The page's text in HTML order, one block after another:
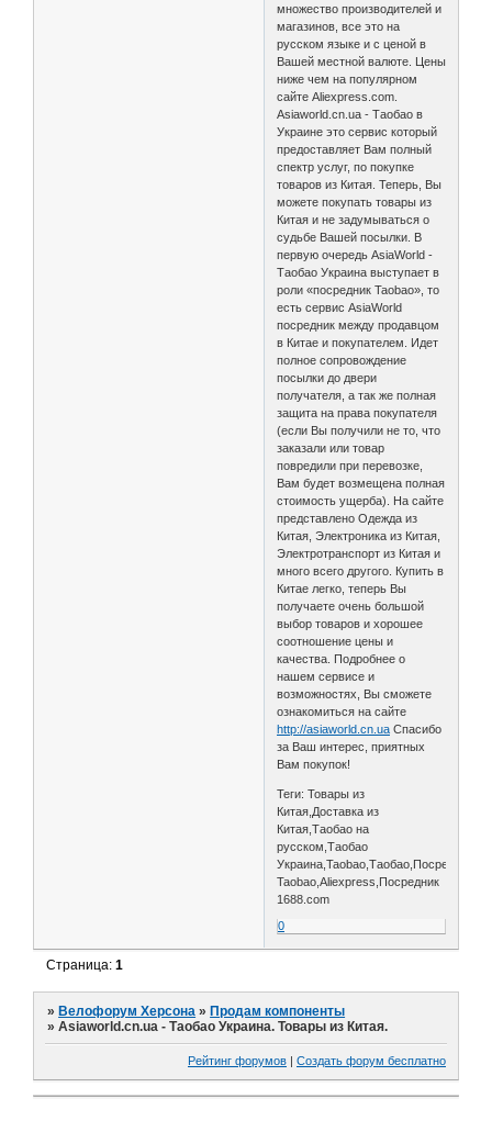
множество производителей и
магазинов, все это на
русском языке и с ценой в
Вашей местной валюте. Цены
ниже чем на популярном
сайте Aliexpress.com.
Asiaworld.cn.ua - Таобао в
Украине это сервис который
предоставляет Вам полный
спектр услуг, по покупке
товаров из Китая. Теперь, Вы
можете покупать товары из
Китая и не задумываться о
судьбе Вашей посылки. В
первую очередь AsiaWorld -
Таобао Украина выступает в
роли «посредник Taobao», то
есть сервис AsiaWorld
посредник между продавцом
в Китае и покупателем. Идет
полное сопровождение
посылки до двери
получателя, а так же полная
защита на права покупателя
(если Вы получили не то, что
заказали или товар
повредили при перевозке,
Вам будет возмещена полная
стоимость ущерба). На сайте
представлено Одежда из
Китая, Электроника из Китая,
Электротранспорт из Китая и
много всего другого. Купить в
Китае легко, теперь Вы
получаете очень большой
выбор товаров и хорошее
соотношение цены и
качества. Подробнее о
нашем сервисе и
возможностях, Вы сможете
ознакомиться на сайте
http://asiaworld.cn.ua Спасибо
за Ваш интерес, приятных
Вам покупок!
Теги: Товары из
Китая,Доставка из
Китая,Таобао на
русском,Таобао
Украина,Taobao,Таобао,Посредник
Taobao,Aliexpress,Посредник
1688.com
0
Страница:1
» Велофорум Херсона » Продам компоненты
»Asiaworld.cn.ua - Таобао Украина. Товары из Китая.
Рейтинг форумов Создать форум бесплатно